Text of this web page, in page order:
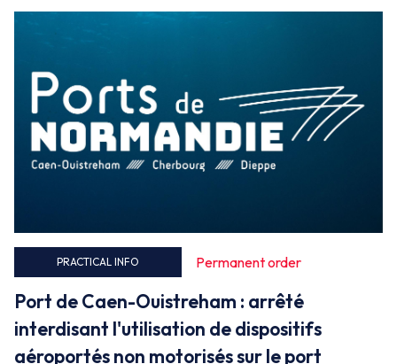
PRACTICAL INFO Permanent order
Port de Caen-Ouistreham : arrêté
interdisant l'utilisation de dispositifs
aéroportés non motorisés sur le port